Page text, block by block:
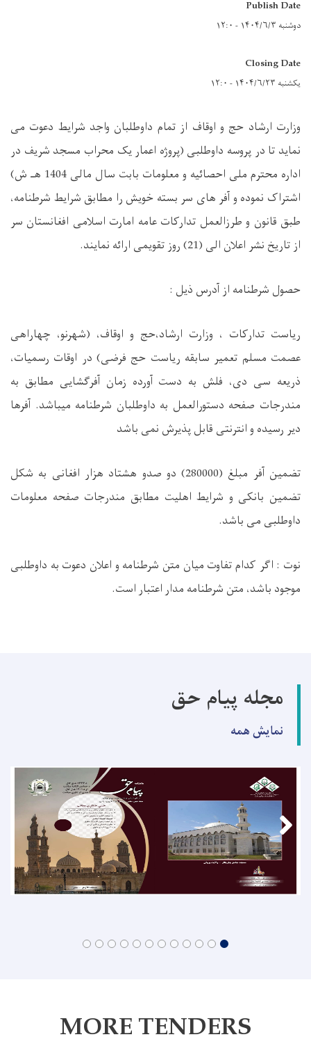
Publish Date
دوشنبه ۱۴۰۴/۶/۳ - ۱۲:۰
Closing Date
یکشنبه ۱۴۰۴/۶/۲۳ - ۱۲:۰
وزارت ارشاد حج و اوقاف از تمام داوطلبان واجد شرایط دعوت می
نماید تا در پروسه داوطلبی (پروژه اعمار یک محراب مسجد شریف در
اداره محترم ملی احصائیه و معلومات بابت سال مالی 1404 هـ ش)
اشتراک نموده و آفر های سر بسته خویش را مطابق شرایط شرطنامه،
طبق قانون و طرزالعمل تدارکات عامه امارت اسلامی افغانستان سر
از تاریخ نشر اعلان الی (21) روز تقویمی ارائه نمایند.
حصول شرطنامه از آدرس ذیل :
ریاست تدارکات ، وزارت ارشاد،حج و اوقاف، (شهرنو، چهاراهی
عصمت مسلم تعمیر سابقه ریاست حج فرضی) در اوقات رسمیات،
ذریعه سی دی، فلش به دست آورده زمان آفرگشایی مطابق به
مندرجات صفحه دستورالعمل به داوطلبان شرطنامه میباشد. آفرها
دیر رسیده و انترنتی قابل پذیرش نمی باشد
تضمین آفر مبلغ (280000) دو صدو هشتاد هزار افغانی به شکل
تضمین بانکی و شرایط اهلیت مطابق مندرجات صفحه معلومات
داوطلبی می باشد.
نوت : اگر کدام تفاوت میان متن شرطنامه و اعلان دعوت به داوطلبی
موجود باشد، متن شرطنامه مدار اعتبار است.
مجله پیام حق
نمایش همه
MORE TENDERS